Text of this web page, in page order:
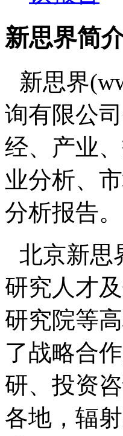
新思界简
新思界
询有限公
经、产业
业分析、
分析报告。
北京新思
研究人才
研究院等
了战略合
研、投资
各地，辐